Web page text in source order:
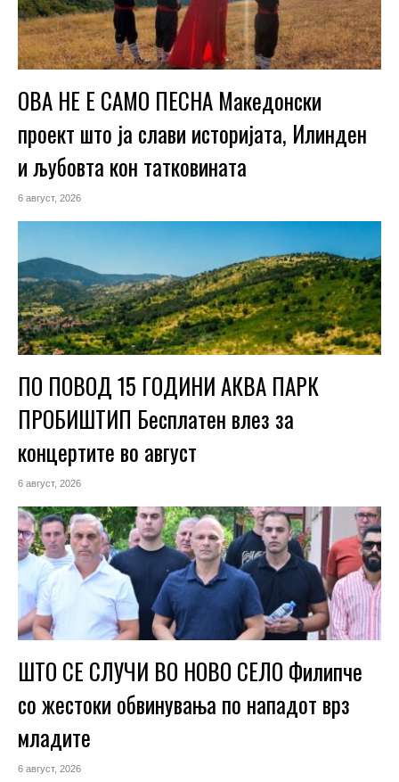
ОВА НЕ Е САМО ПЕСНА Македонски
проект што ја слави историјата, Илинден
и љубовта кон татковината
6 август, 2026
ПО ПОВОД 15 ГОДИНИ АКВА ПАРК
ПРОБИШТИП Бесплатен влез за
концертите во август
6 август, 2026
ШТО СЕ СЛУЧИ ВО НОВО СЕЛО Филипче
со жестоки обвинувања по нападот врз
младите
6 август, 2026